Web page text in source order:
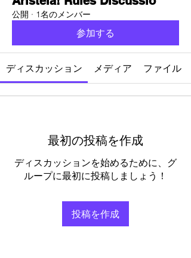
公開 · 1名のメンバー
参加する
ディスカッション メディア ファイル
最初の投稿を作成
ディスカッションを始めるために、グ
ループに最初に投稿しましょう！
投稿を作成